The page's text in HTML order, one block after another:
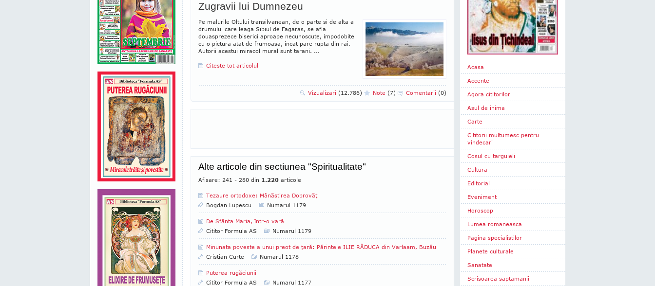
Zugravii lui Dumnezeu
Pe malurile Oltului transilvanean, de o parte si de alta a
drumului care leaga Sibiul de Fagaras, se afla
douasprezece biserici aproape necunoscute, impodobite
cu o pictura atat de frumoasa, incat pare rupta din rai.
Autorii acestui miracol mural sunt tarani. ...
Citeste tot articolul
Vizualizari (12.786) Note (7) Comentarii (0)
Alte articole din sectiunea "Spiritualitate"
Afisare: 241 - 280 din 1.220 articole
Tezaure ortodoxe: Mânăstirea Dobrovăţ
Bogdan Lupescu
Numarul 1179
De Sfânta Maria, într-o vară
Cititor Formula AS
Numarul 1179
Minunata poveste a unui preot de ţară: Părintele ILIE RĂDUCA din Varlaam, Buzău
Cristian Curte
Numarul 1178
Puterea rugăciunii
Cititor Formula AS
Numarul 1177
Acasa
Accente
Agora cititorilor
Asul de inima
Carte
Cititorii multumesc pentru
vindecari
Cosul cu targuieli
Cultura
Editorial
Eveniment
Horoscop
Lumea romaneasca
Pagina specialistilor
Planete culturale
Sanatate
Scrisoarea saptamanii